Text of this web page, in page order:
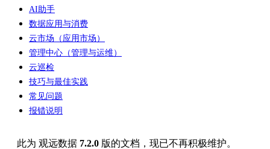
AI助手
数据应用与消费
云市场（应用市场）
管理中心（管理与运维）
云巡检
技巧与最佳实践
常见问题
报错说明
此为 观远数据 7.2.0 版的文档，现已不再积极维护。